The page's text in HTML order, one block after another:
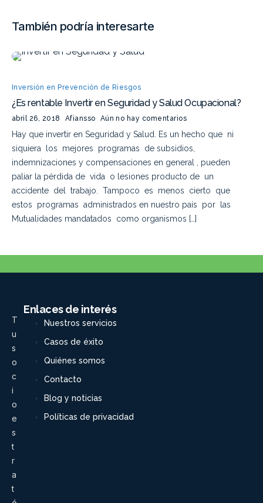
También podría interesarte
Inversión en Prevención de Riesgos
¿Es rentable Invertir en Seguridad y Salud Ocupacional?
abril 26, 2018 Afiansso Aún no hay comentarios
Hay que invertir en Seguridad y Salud. Es un hecho que ni
siquiera los mejores programas de subsidios,
indemnizaciones y compensaciones en general , pueden
paliar la pérdida de vida o lesiones producto de un
accidente del trabajo. Tampoco es menos cierto que
estos programas administrados en nuestro país por las
Mutualidades mandatados como organismos […]
T
u
s
o
c
i
o
e
s
t
r
a
t
Enlaces de interés
Nuestros servicios
Casos de éxito
Quiénes somos
Contacto
Blog y noticias
Políticas de privacidad